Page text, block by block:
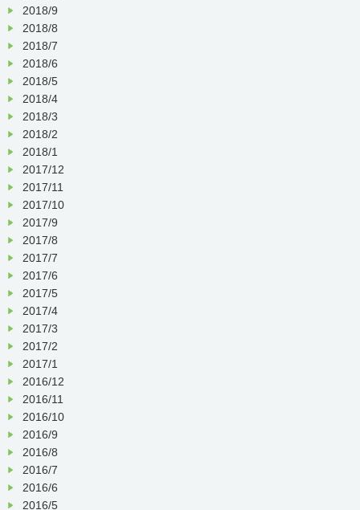
2018/9
2018/8
2018/7
2018/6
2018/5
2018/4
2018/3
2018/2
2018/1
2017/12
2017/11
2017/10
2017/9
2017/8
2017/7
2017/6
2017/5
2017/4
2017/3
2017/2
2017/1
2016/12
2016/11
2016/10
2016/9
2016/8
2016/7
2016/6
2016/5